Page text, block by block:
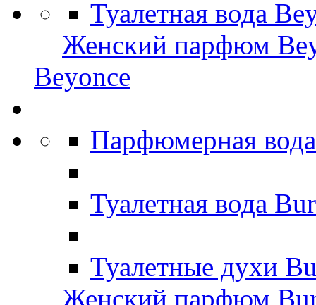
Туалетная вода
Женский парфюм
Beyonce
Парфюмерная
Туалетная вода
Туалетные духи
Женский парфюм